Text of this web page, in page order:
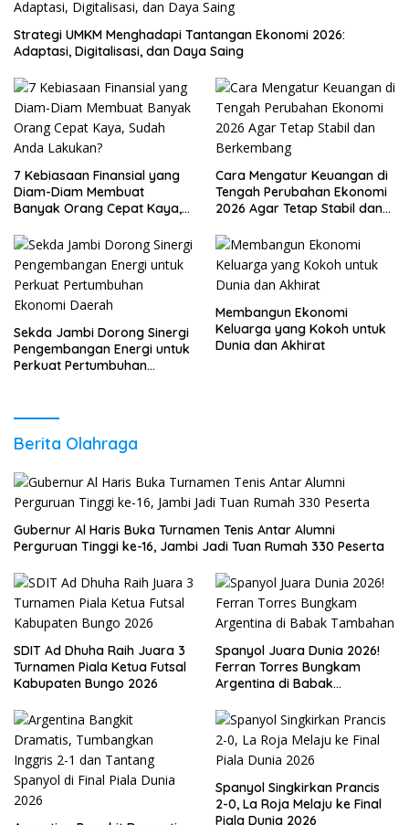
Strategi UMKM Menghadapi Tantangan Ekonomi 2026:
Adaptasi, Digitalisasi, dan Daya Saing
7 Kebiasaan Finansial yang
Diam-Diam Membuat
Banyak Orang Cepat Kaya,
Cara Mengatur Keuangan di
Tengah Perubahan Ekonomi
2026 Agar Tetap Stabil dan
Sekda Jambi Dorong Sinergi
Pengembangan Energi untuk
Perkuat Pertumbuhan
Membangun Ekonomi
Keluarga yang Kokoh untuk
Dunia dan Akhirat
Berita Olahraga
Gubernur Al Haris Buka Turnamen Tenis Antar Alumni
Perguruan Tinggi ke-16, Jambi Jadi Tuan Rumah 330 Peserta
SDIT Ad Dhuha Raih Juara 3
Turnamen Piala Ketua Futsal
Kabupaten Bungo 2026
Spanyol Juara Dunia 2026!
Ferran Torres Bungkam
Argentina di Babak
Spanyol Singkirkan Prancis
2-0, La Roja Melaju ke Final
Piala Dunia 2026